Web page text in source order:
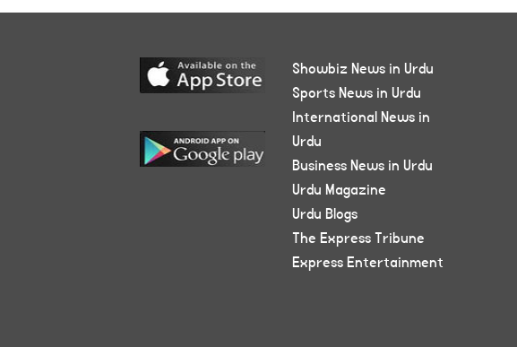
Showbiz News in Urdu
Sports News in Urdu
International News in
Urdu
Business News in Urdu
Urdu Magazine
Urdu Blogs
The Express Tribune
Express Entertainment